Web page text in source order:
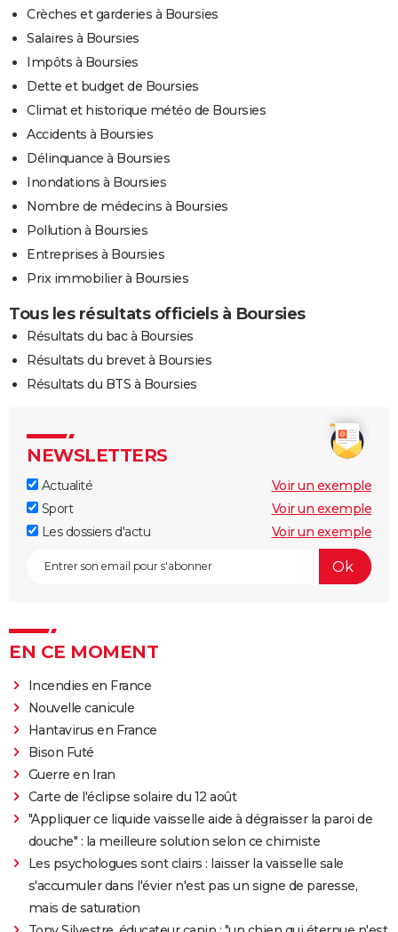
Crèches et garderies à Boursies
Salaires à Boursies
Impôts à Boursies
Dette et budget de Boursies
Climat et historique météo de Boursies
Accidents à Boursies
Délinquance à Boursies
Inondations à Boursies
Nombre de médecins à Boursies
Pollution à Boursies
Entreprises à Boursies
Prix immobilier à Boursies
Tous les résultats officiels à Boursies
Résultats du bac à Boursies
Résultats du brevet à Boursies
Résultats du BTS à Boursies
NEWSLETTERS
Actualité
Voir un exemple
Sport
Voir un exemple
Les dossiers d'actu
Voir un exemple
EN CE MOMENT
Incendies en France
Nouvelle canicule
Hantavirus en France
Bison Futé
Guerre en Iran
Carte de l'éclipse solaire du 12 août
"Appliquer ce liquide vaisselle aide à dégraisser la paroi de
douche" : la meilleure solution selon ce chimiste
Les psychologues sont clairs : laisser la vaisselle sale
s'accumuler dans l'évier n'est pas un signe de paresse,
mais de saturation